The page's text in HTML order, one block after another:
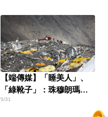
【端傳媒】「睡美人」、
「綠靴子」：珠穆朗瑪的
屍體地標
5/31